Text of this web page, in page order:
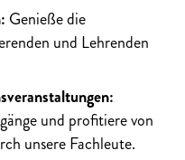
Genieße die
und Lehrenden
und profitiere von
unsere Fachleute.